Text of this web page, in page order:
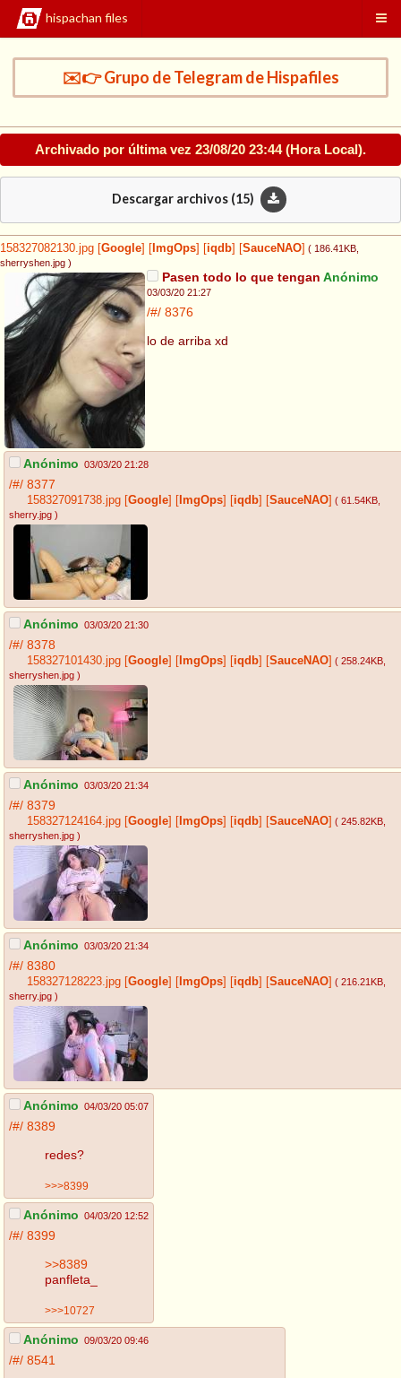
hispachan files
✉️👉 Grupo de Telegram de Hispafiles
Archivado por última vez 23/08/20 23:44(Hora Local).
Descargar archivos (15)
158327082130.jpg Google ImgOps iqdb SauceNAO ( 186.41KB
sherryshen.jpg )
Pasen todo lo que tengan Anónimo
03/03/20 21:27
/#/ 8376
lo de arriba xd
Anónimo 03/03/20 21:28
/#/ 8377
158327091738.jpg [Google] [ ImgOps] [iqdb] [SauceNAO] ( 61.54KB
sherry.jpg )
Anónimo 03/03/20 21:30
/#/ 8378
158327101430.jpg [Google] [ ImgOps] [iqdb] [SauceNAO] ( 258.24KB
sherryshen.jpg )
Anónimo 03/03/20 21:34
/#/ 8379
158327124164.jpg [Google] [ ImgOps] [iqdb] [SauceNAO] ( 245.82KB
sherryshen.jpg )
Anónimo 03/03/20 21:34
/#/ 8380
158327128223.jpg [Google] [ ImgOps] [iqdb] [SauceNAO] ( 216.21KB
sherry.jpg )
Anónimo 04/03/20 05:07
/#/ 8389
redes?
>>>8399
Anónimo 04/03/20 12:52
/#/ 8399
>>8389
panfleta_
>>>10727
Anónimo 09/03/20 09:46
/#/ 8541